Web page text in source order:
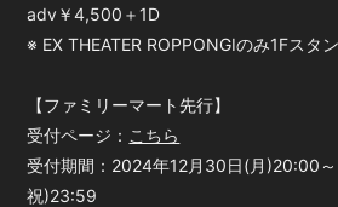
adv￥4,500＋1D
※ EX THEATER ROPPONGIのみ1Fスタ
【ファミリーマート先行】
受付ページ： こちら
受付期間：2024年12月30日(月)20:00
祝)23:59